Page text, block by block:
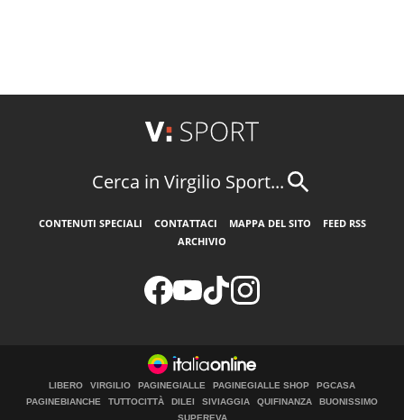
Cerca in Virgilio Sport...
CONTENUTI SPECIALI CONTATTACI MAPPA DEL SITO
FEED RSS
ARCHIVIO
LIBERO VIRGILIO PAGINEGIALLE PAGINEGIALLE SHOP
PGCASA
PAGINEBIANCHE
TUTTOCITTÀ DILEI SIVIAGGIA QUIFINANZA
BUONISSIMO
SUPEREVA